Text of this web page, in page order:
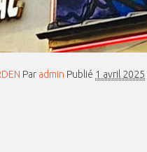
Par admin Publié 1 avril 2025